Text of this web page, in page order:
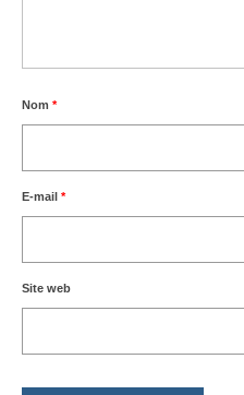
Nom *
E-mail *
Site web